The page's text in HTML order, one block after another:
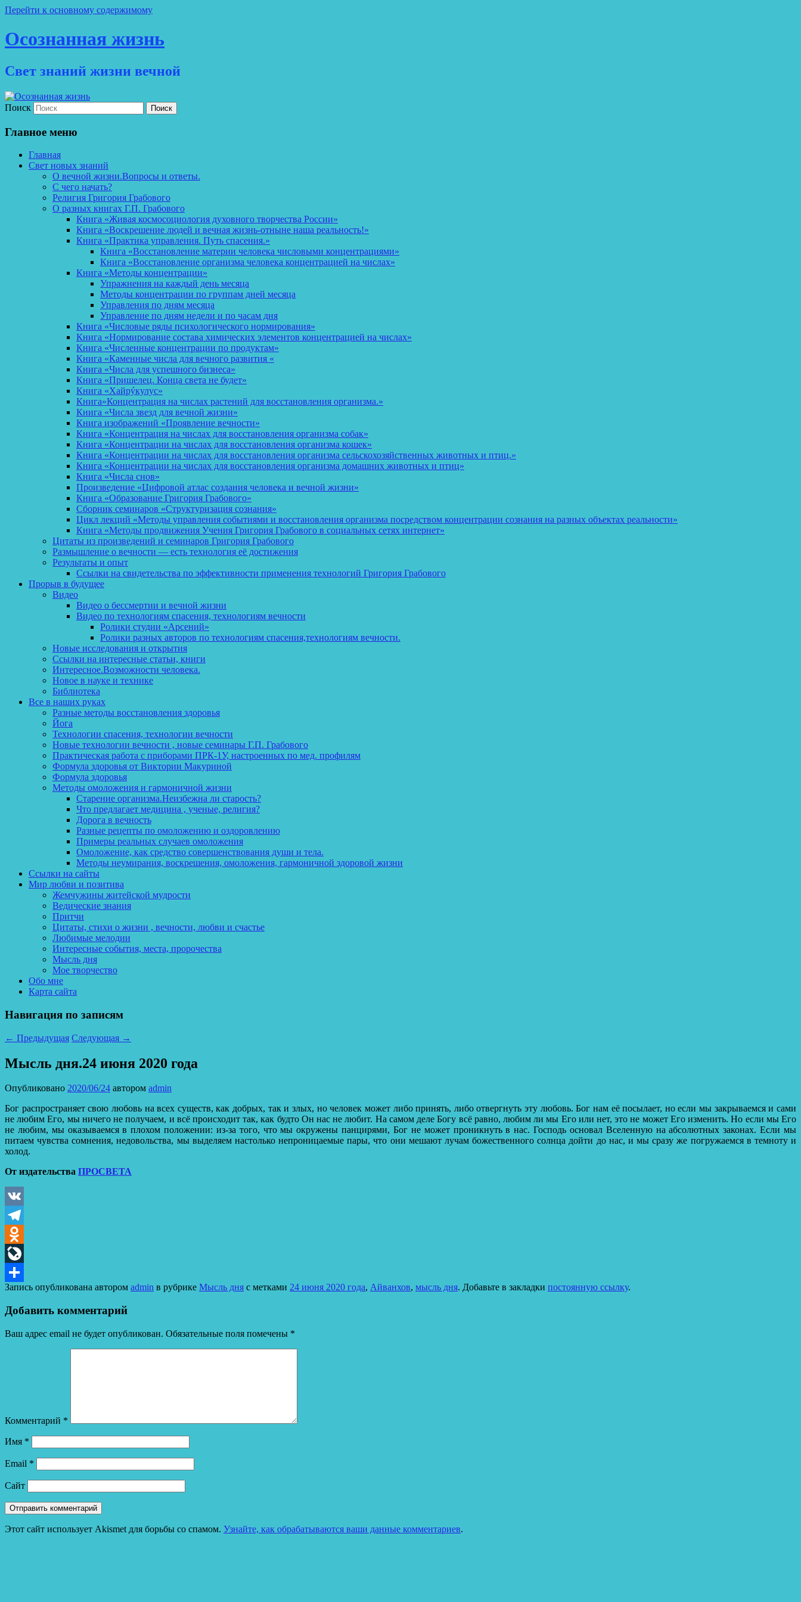
Перейти к основному содержимому
Осознанная жизнь
Свет знаний жизни вечной
Поиск
Главное меню
Главная
Свет новых знаний
О вечной жизни.Вопросы и ответы.
С чего начать?
Религия Григория Грабового
О разных книгах Г.П. Грабового
Книга «Живая космосоциология духовного творчества России»
Книга «Воскрешение людей и вечная жизнь-отныне наша реальность!»
Книга «Практика управления. Путь спасения.»
Книга «Восстановление материи человека числовыми концентрациями»
Книга «Восстановление организма человека концентрацией на числах»
Книга «Методы концентрации»
Упражнения на каждый день месяца
Методы концентрации по группам дней месяца
Управления по дням месяца
Управление по дням недели и по часам дня
Книга «Числовые ряды психологического нормирования»
Книга «Нормирование состава химических элементов концентрацией на числах»
Книга «Численные концентрации по продуктам»
Книга «Каменные числа для вечного развития «
Книга «Числа для успешного бизнеса»
Книга «Пришелец. Конца света не будет»
Книга «Хайрýкулус»
Книга»Концентрация на числах растений для восстановления организма.»
Книга «Числа звезд для вечной жизни»
Книга изображений «Проявление вечности»
Книга «Концентрация на числах для восстановления организма собак»
Книга «Концентрации на числах для восстановления организма кошек»
Книга «Концентрации на числах для восстановления организма сельскохозяйственных животных и птиц.»
Книга «Концентрации на числах для восстановления организма домашних животных и птиц»
Книга «Числа снов»
Произведение «Цифровой атлас создания человека и вечной жизни»
Книга «Образование Григория Грабового»
Сборник семинаров «Структуризация сознания»
Цикл лекций «Методы управления событиями и восстановления организма посредством концентрации сознания на разных объектах реальности»
Книга «Методы продвижения Учения Григория Грабового в социальных сетях интернет»
Цитаты из произведений и семинаров Григория Грабового
Размышление о вечности — есть технология её достижения
Результаты и опыт
Ссылки на свидетельства по эффективности применения технологий Григория Грабового
Прорыв в будущее
Видео
Видео о бессмертии и вечной жизни
Видео по технологиям спасения, технологиям вечности
Ролики студии «Арсений»
Ролики разных авторов по технологиям спасения,технологиям вечности.
Новые исследования и открытия
Ссылки на интересные статьи, книги
Интересное.Возможности человека.
Новое в науке и технике
Библиотека
Все в наших руках
Разные методы восстановления здоровья
Йога
Технологии спасения, технологии вечности
Новые технологии вечности , новые семинары Г.П. Грабового
Практическая работа с приборами ПРК-1У, настроенных по мед. профилям
Формула здоровья от Виктории Макуриной
Формула здоровья
Методы омоложения и гармоничной жизни
Старение организма.Неизбежна ли старость?
Что предлагает медицина , ученые, религия?
Дорога в вечность
Разные рецепты по омоложению и оздоровлению
Примеры реальных случаев омоложения
Омоложение, как средство совершенствования души и тела.
Методы неумирания, воскрешения, омоложения, гармоничной здоровой жизни
Ссылки на сайты
Мир любви и позитива
Жемчужины житейской мудрости
Ведические знания
Притчи
Цитаты, стихи о жизни , вечности, любви и счастье
Любимые мелодии
Интересные события, места, пророчества
Мысль дня
Мое творчество
Обо мне
Карта сайта
Навигация по записям
← Предыдущая Следующая →
Мысль дня.24 июня 2020 года
Опубликовано 2020/06/24 автором admin
Бог распространяет свою любовь на всех существ, как добрых, так и злых, но человек может либо принять, либо отвергнуть эту любовь. Бог нам её посылает, но если мы закрываемся и сами
не любим Его, мы ничего не получаем, и всё происходит так, как будто Он нас не любит. На самом деле Богу всё равно, любим ли мы Его или нет, это не может Его изменить. Но если мы Его
не любим, мы оказываемся в плохом положении: из-за того, что мы окружены панцирями, Бог не может проникнуть в нас. Господь основал Вселенную на абсолютных законах. Если мы
питаем чувства сомнения, недовольства, мы выделяем настолько непроницаемые пары, что они мешают лучам божественного солнца дойти до нас, и мы сразу же погружаемся в темноту и
холод.
От издательства ПРОСВЕТА
VK
Telegram
Odnoklassniki
LiveJournal
Отправить
Запись опубликована автором admin в рубрике Мысль дня с метками 24 июня 2020 года, Айванхов, мысль дня. Добавьте в закладки постоянную ссылку.
Добавить комментарий
Ваш адрес email не будет опубликован. Обязательные поля помечены *
Комментарий *
Имя *
Email *
Сайт
Этот сайт использует Akismet для борьбы со спамом. Узнайте, как обрабатываются ваши данные комментариев.